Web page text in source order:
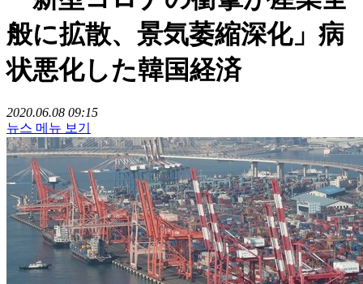
般に拡散、景気萎縮深化」病
状悪化した韓国経済
2020.06.08 09:15
뉴스 메뉴 보기